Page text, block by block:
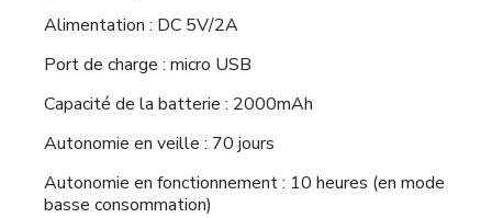
Alimentation : DC 5V/2A
Port de charge : micro USB
Capacité de la batterie : 2000mAh
Autonomie en veille : 70 jours
Autonomie en fonctionnement : 10 heures (en mode
basse consommation)